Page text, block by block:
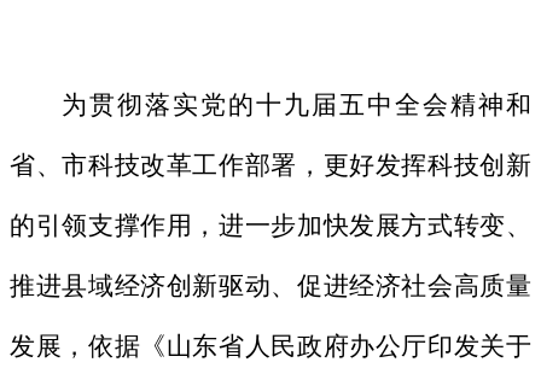
为贯彻落实党的十九届五中全会精神和
省、市科技改革工作部署，更好发挥科技创新
的引领支撑作用，进一步加快发展方式转变、
推进县域经济创新驱动、促进经济社会高质量
发展，依据《山东省人民政府办公厅印发关于